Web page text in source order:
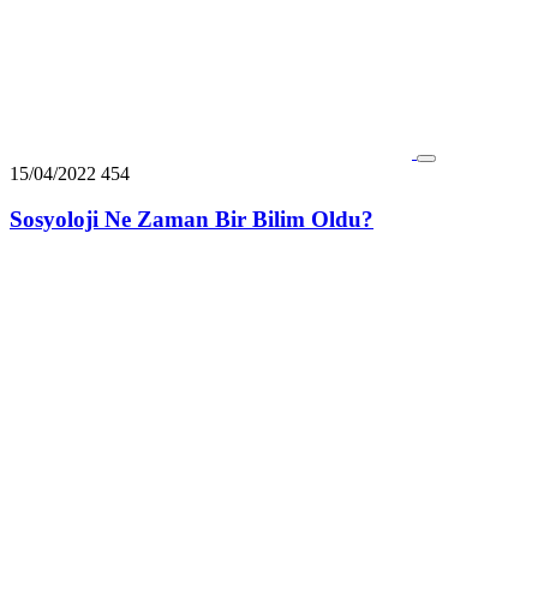
15/04/2022 454
Sosyoloji Ne Zaman Bir Bilim Oldu?